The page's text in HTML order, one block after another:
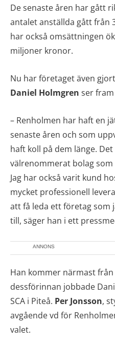
De senaste åren har gått
antalet anställda gått från
har också omsättningen
miljoner kronor.
Nu har företaget även
Daniel Holmgren ser
– Renholmen har haft en
senaste åren och som
haft koll på dem länge.
välrenommerat bolag
Jag har också varit kund
mycket professionell
att få leda ett företag som
till, säger han i ett
ANNONS
Han kommer närmast från
dessförinnan jobbade
SCA i Piteå. Per Jonsson,
avgående vd för
valet.